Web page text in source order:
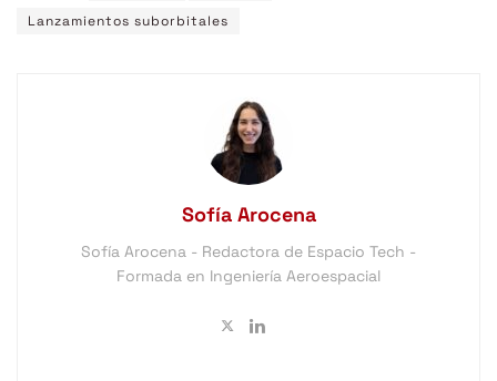
Lanzamientos suborbitales
Sofía Arocena
Sofía Arocena - Redactora de Espacio Tech -
Formada en Ingeniería Aeroespacial